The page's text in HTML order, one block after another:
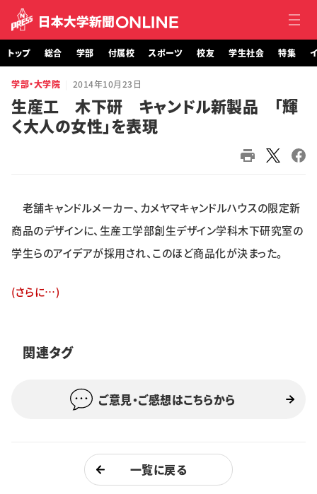
トップ
総合
スポーツ
学生社会
学生記者募集 お問い合わせ
トップ 総合 学部 付属校 スポーツ 校友 学生社会 特集
学部・大学院 2014年10月23日
生産工 木下研 キャンドル新製品 「輝
く大人の女性」を表現
老舗キャンドルメーカー、カメヤマキャンドルハウスの限定新
商品のデザインに、生産工学部創生デザイン学科木下研究室の
学生らのアイデアが採用され、このほど商品化が決まった。
(さらに…)
関連タグ
ご意見・ご感想はこちらから
一覧に戻る